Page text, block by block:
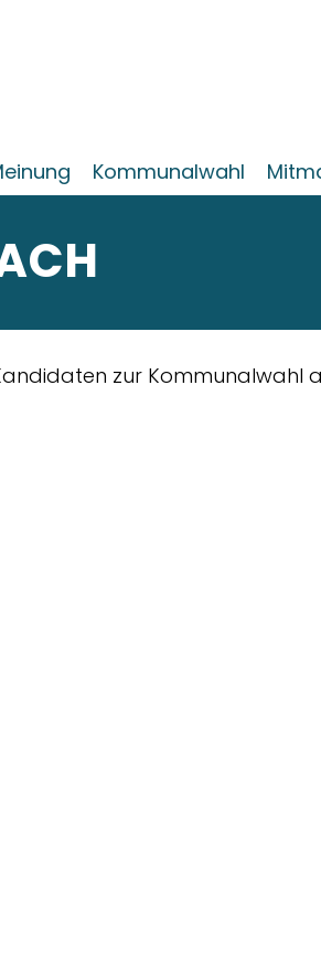
Kommunalwahl
zur Kommunalwahl